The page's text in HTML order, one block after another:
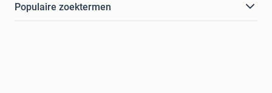
Populaire zoektermen